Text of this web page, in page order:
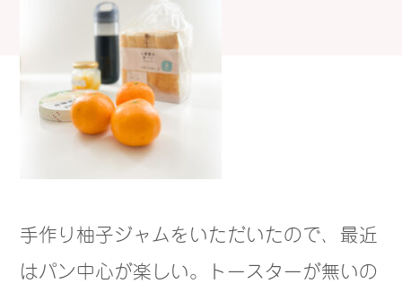
手作り柚子ジャムをいただいたので、最近
はパン中心が楽しい。トースターが無いの